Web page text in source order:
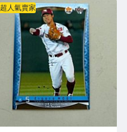
超人氣賣家